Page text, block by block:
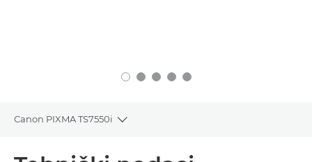
Canon PIXMA TS7550i
Toggle breadcrumbs